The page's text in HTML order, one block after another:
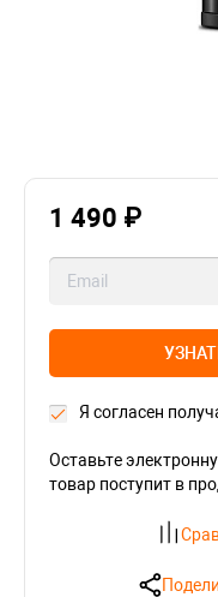
1 490 ₽
Я согласен
Оставьте
товар поступит в